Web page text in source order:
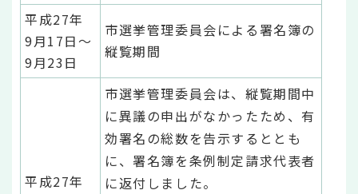
平成27年
9月17日～
9月23日
市選挙管理委員会による署名簿の
縦覧期間
平成27年
市選挙管理委員会は、縦覧期間中
に異議の申出がなかったため、有
効署名の総数を告示するととも
に、署名簿を条例制定請求代表者
に返付しました。